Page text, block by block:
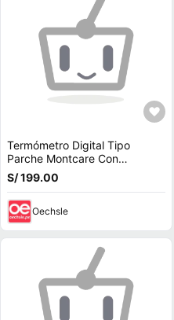
Termómetro Digital Tipo
Parche Montcare Con
Bluetooth
S/ 199.00
Oechsle